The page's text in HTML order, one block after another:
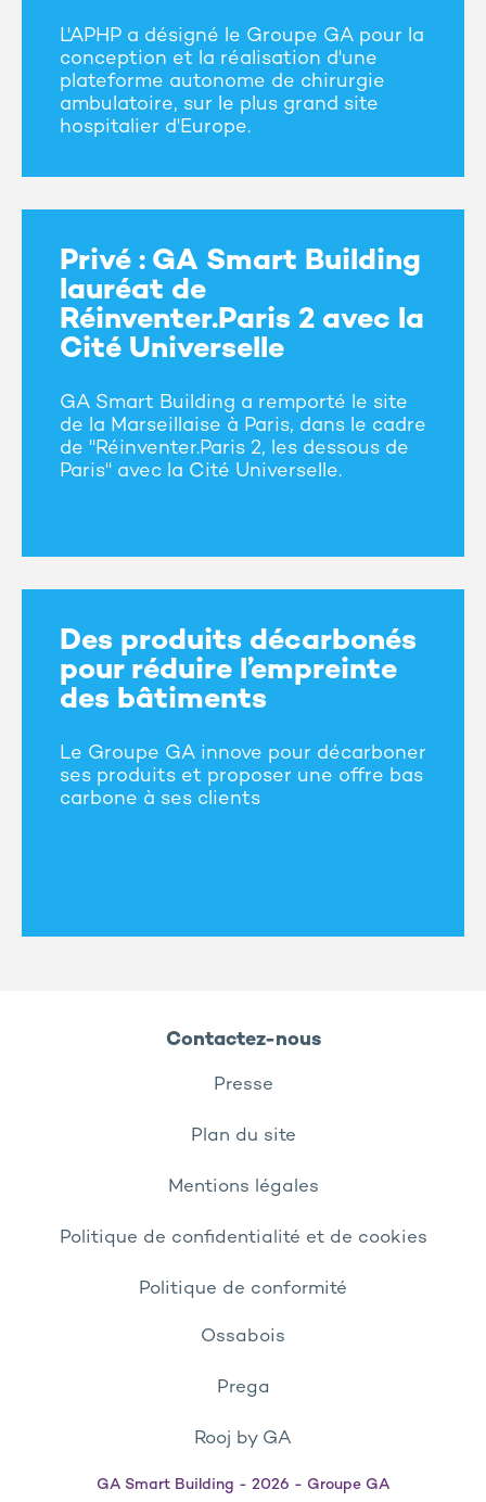
L'APHP a désigné le Groupe GA pour la
conception et la réalisation d'une
plateforme autonome de chirurgie
ambulatoire, sur le plus grand site
hospitalier d'Europe.
Privé : GA Smart Building
lauréat de
Réinventer.Paris 2 avec la
Cité Universelle
GA Smart Building a remporté le site
de la Marseillaise à Paris, dans le cadre
de "Réinventer.Paris 2, les dessous de
Paris" avec la Cité Universelle.
Des produits décarbonés
pour réduire l’empreinte
des bâtiments
Le Groupe GA innove pour décarboner
ses produits et proposer une offre bas
carbone à ses clients
Contactez-nous
Presse
Plan du site
Mentions légales
Politique de confidentialité et de cookies
Politique de conformité
Ossabois
Prega
Rooj by GA
GA Smart Building - 2026 - Groupe GA